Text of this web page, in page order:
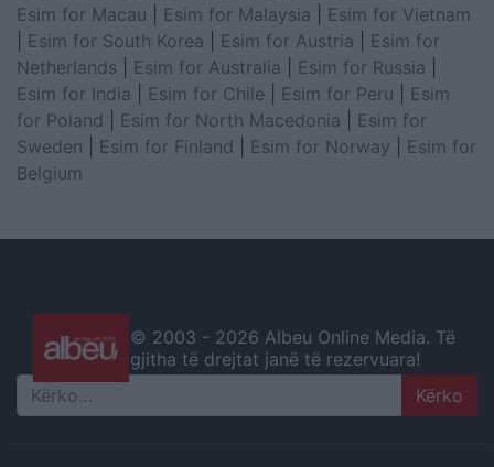
Esim for Macau
Esim for Malaysia
Esim for Vietnam
Esim for South Korea Esim for Austria
Esim for
Netherlands
Esim for Australia Esim for Russia
Esim for India
Esim for Chile Esim for Peru
Esim
for Poland
Esim for North Macedonia
Esim for
Sweden
Esim for Finland Esim for Norway
Esim for
Belgium
© 2003 - 2026 Albeu Online Media. Të
gjitha të drejtat janë të rezervuara!
Search